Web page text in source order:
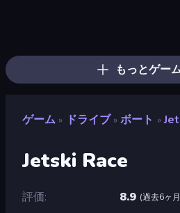
もっとゲー
ゲーム » ドライブ » ボート »
Jetski Race
評価 8.9 (過去6ヶ